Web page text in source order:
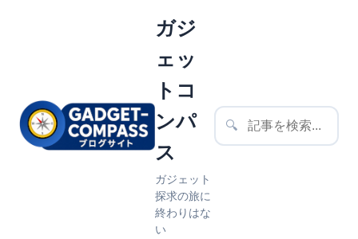
ガジ
ェッ
トコ
ンパ
ス
ガジェット
探求の旅に
終わりはな
い
🔍